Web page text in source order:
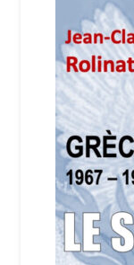
Login Customizer
Newsletter
Nous Contacter
Panier
Politique de
Qui sommes-
Soutien à
Suivi de la